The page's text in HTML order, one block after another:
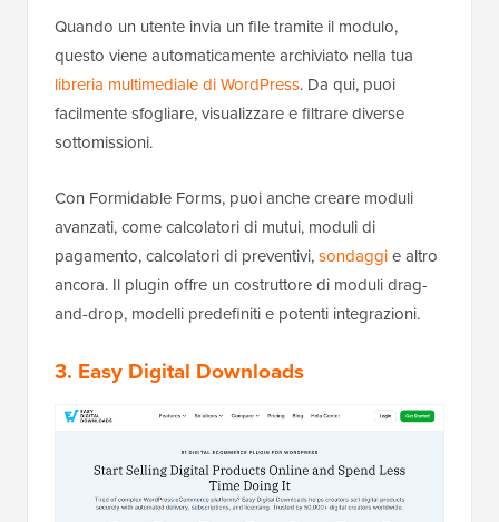
Quando un utente invia un file tramite il modulo,
questo viene automaticamente archiviato nella tua
libreria multimediale di WordPress. Da qui, puoi
facilmente sfogliare, visualizzare e filtrare diverse
sottomissioni.
Con Formidable Forms, puoi anche creare moduli
avanzati, come calcolatori di mutui, moduli di
pagamento, calcolatori di preventivi,sondaggie altro
ancora. Il plugin offre un costruttore di moduli drag-
and-drop, modelli predefiniti e potenti integrazioni.
3. Easy Digital Downloads